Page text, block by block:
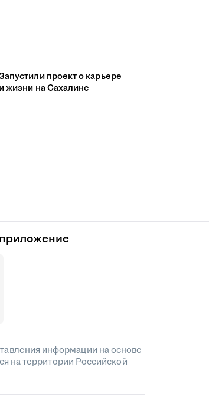
проект о карьере
и жизни на Сахалине
информации на основе
на территории Российской